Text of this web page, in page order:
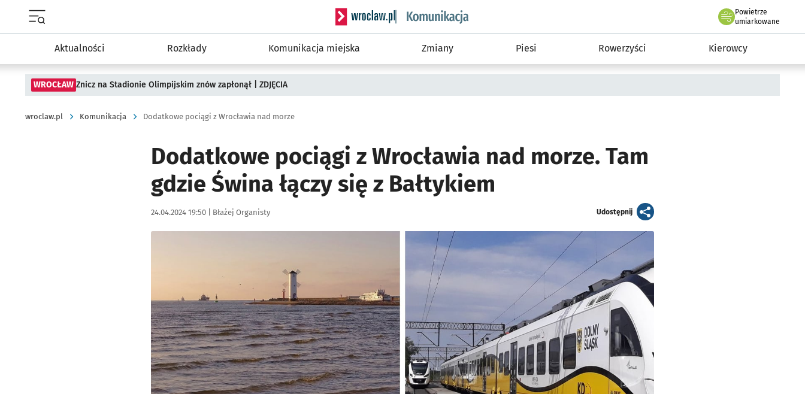
Serwis informacyjny wroclaw.pl podserwis: Komunikacja
Powietrze
we Wrocławiu
umiarkowane
Aktualności Rozkłady Komunikacja miejska Zmiany Piesi Rowerzyści Kierowcy
WROCŁAW Znicz na Stadionie Olimpijskim znów zapłonął | ZDJĘCIA
wroclaw.pl Komunikacja Dodatkowe pociągi z Wrocławia nad morze
Dodatkowe pociągi z Wrocławia nad morze. Tam
gdzie Świna łączy się z Bałtykiem
Data publikacji:
24.04.2024 19:50 | Autor:
Błażej Organisty Udostępnijartykuł